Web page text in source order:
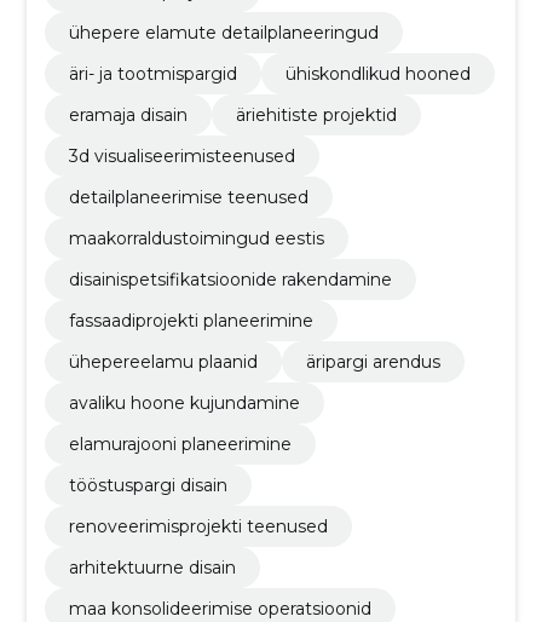
ühepere elamute detailplaneeringud
äri- ja tootmispargid
ühiskondlikud hooned
eramaja disain
äriehitiste projektid
3d visualiseerimisteenused
detailplaneerimise teenused
maakorraldustoimingud eestis
disainispetsifikatsioonide rakendamine
fassaadiprojekti planeerimine
ühepereelamu plaanid
äripargi arendus
avaliku hoone kujundamine
elamurajooni planeerimine
tööstuspargi disain
renoveerimisprojekti teenused
arhitektuurne disain
maa konsolideerimise operatsioonid